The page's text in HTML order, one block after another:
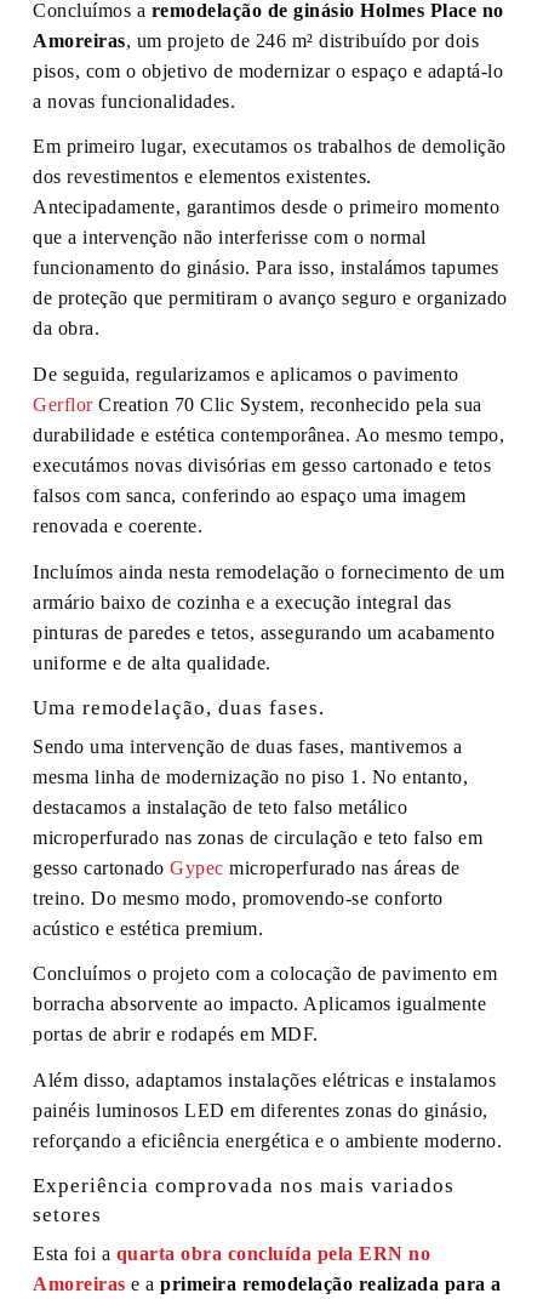
Concluímos a remodelação de ginásio Holmes Place no
Amoreiras, um projeto de 246 m² distribuído por dois
pisos, com o objetivo de modernizar o espaço e adaptá-lo
a novas funcionalidades.
Em primeiro lugar, executamos os trabalhos de demolição
dos revestimentos e elementos existentes.
Antecipadamente, garantimos desde o primeiro momento
que a intervenção não interferisse com o normal
funcionamento do ginásio. Para isso, instalámos tapumes
de proteção que permitiram o avanço seguro e organizado
da obra.
De seguida, regularizamos e aplicamos o pavimento
GerflorCreation 70 Clic System, reconhecido pela sua
durabilidade e estética contemporânea. Ao mesmo tempo,
executámos novas divisórias em gesso cartonado e tetos
falsos com sanca, conferindo ao espaço uma imagem
renovada e coerente.
Incluímos ainda nesta remodelação o fornecimento de um
armário baixo de cozinha e a execução integral das
pinturas de paredes e tetos, assegurando um acabamento
uniforme e de alta qualidade.
Uma remodelação, duas fases.
Sendo uma intervenção de duas fases, mantivemos a
mesma linha de modernização no piso 1. No entanto,
destacamos a instalação de teto falso metálico
microperfurado nas zonas de circulação e teto falso em
gesso cartonadoGypec microperfurado nas áreas de
treino. Do mesmo modo, promovendo-se conforto
acústico e estética premium.
Concluímos o projeto com a colocação de pavimento em
borracha absorvente ao impacto. Aplicamos igualmente
portas de abrir e rodapés em MDF.
Além disso, adaptamos instalações elétricas e instalamos
painéis luminosos LED em diferentes zonas do ginásio,
reforçando a eficiência energética e o ambiente moderno.
Experiência comprovada nos mais variados
setores
Esta foi a quarta obra concluída pela ERN no
Amoreiras e aprimeira remodelação realizada para a